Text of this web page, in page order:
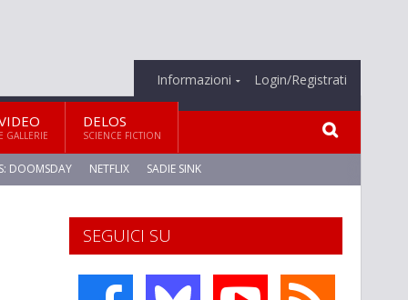
Informazioni Login/Registrati
E GALLERIE
DELOS
SCIENCE FICTION
DOOMSDAY NETFLIX SADIE SINK
SEGUICI SU